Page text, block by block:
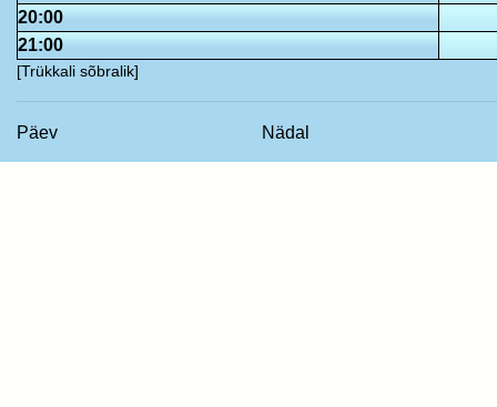
20:00
21:00
[Trükkali sõbralik]
Päev Nädal